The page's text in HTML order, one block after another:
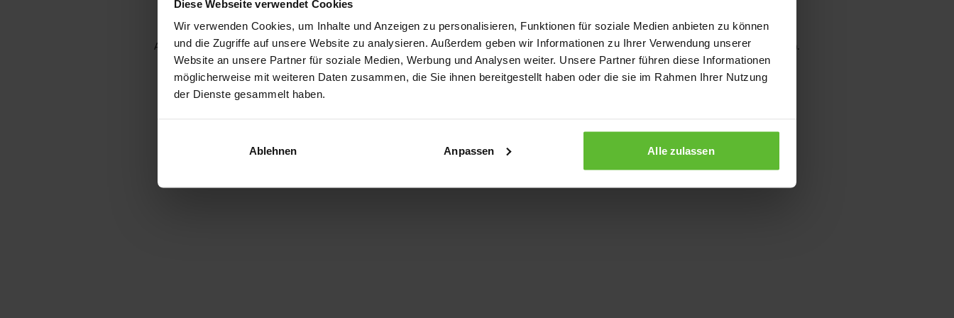
Diese Webseite verwendet Cookies
Wir verwenden Cookies, um Inhalte und Anzeigen zu personalisieren, Funktionen für soziale Medien anbieten zu können
und die Zugriffe auf unsere Website zu analysieren. Außerdem geben wir Informationen zu Ihrer Verwendung unserer
Website an unsere Partner für soziale Medien, Werbung und Analysen weiter. Unsere Partner führen diese Informationen
möglicherweise mit weiteren Daten zusammen, die Sie ihnen bereitgestellt haben oder die sie im Rahmen Ihrer Nutzung
der Dienste gesammelt haben.
Ablehnen Anpassen Alle zulassen
Application error: a client-side exception has occurred while loading www.kurzwego.de (see the browser console for more information).